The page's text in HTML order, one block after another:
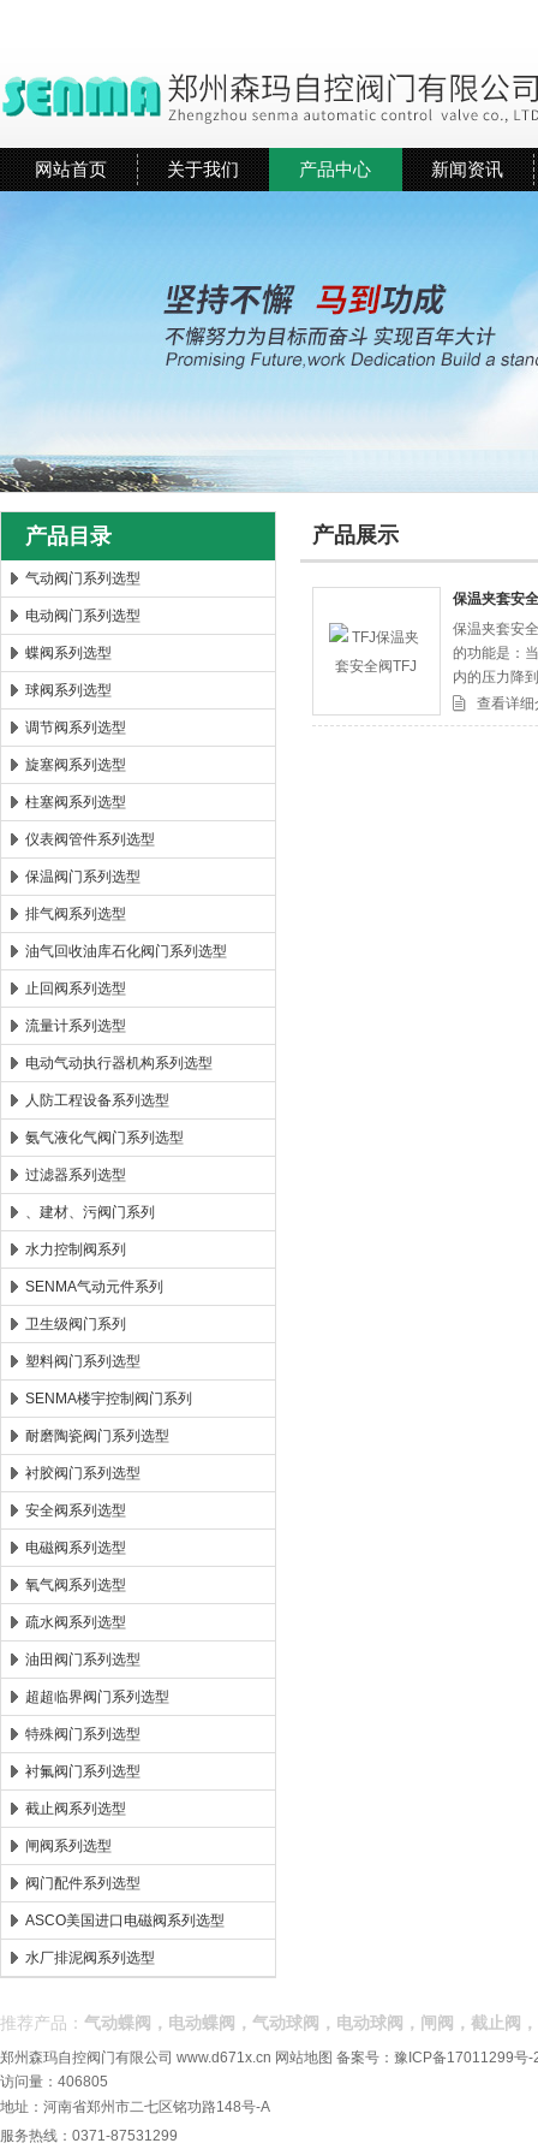
郑州森玛自控阀门有限公司
网站首页 关于我们 产品中心 新闻资讯
产品目录
气动阀门系列选型
电动阀门系列选型
蝶阀系列选型
球阀系列选型
调节阀系列选型
旋塞阀系列选型
柱塞阀系列选型
仪表阀管件系列选型
保温阀门系列选型
排气阀系列选型
油气回收油库石化阀门系列选型
止回阀系列选型
流量计系列选型
电动气动执行器机构系列选型
人防工程设备系列选型
氨气液化气阀门系列选型
过滤器系列选型
、建材、污阀门系列
水力控制阀系列
SENMA气动元件系列
卫生级阀门系列
塑料阀门系列选型
SENMA楼宇控制阀门系列
耐磨陶瓷阀门系列选型
衬胶阀门系列选型
安全阀系列选型
电磁阀系列选型
氧气阀系列选型
疏水阀系列选型
油田阀门系列选型
超超临界阀门系列选型
特殊阀门系列选型
衬氟阀门系列选型
截止阀系列选型
闸阀系列选型
阀门配件系列选型
ASCO美国进口电磁阀系列选型
水厂排泥阀系列选型
产品展示
保温夹套安
保温夹套安
的功能是：
内的压力降
查看详细
推荐产品： 气动蝶阀，电动蝶阀，气动球阀，电动球阀，闸阀，截止阀
郑州森玛自控阀门有限公司 www.d671x.cn 网站地图 备案号： 豫ICP备17011299号-
访问量：406805
地址：河南省郑州市二七区铭功路148号-A
服务热线：0371-87531299